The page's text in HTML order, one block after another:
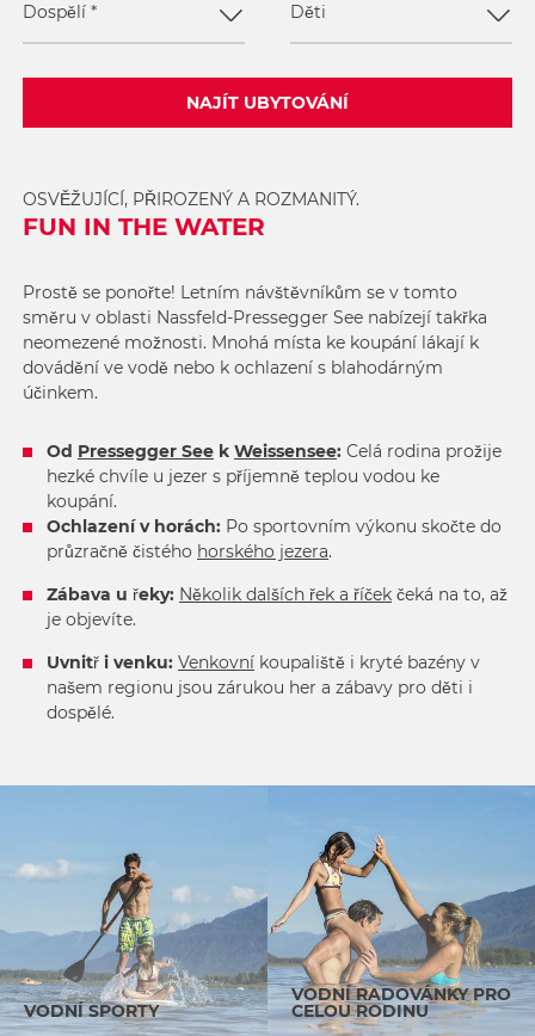
Dospělí * Děti
NAJÍT UBYTOVÁNÍ
OSVĚŽUJÍCÍ, PŘIROZENÝ A ROZMANITÝ.
FUN IN THE WATER
Prostě se ponořte! Letním návštěvníkům se v tomto
směru v oblasti Nassfeld-Pressegger See nabízejí takřka
neomezené možnosti. Mnohá místa ke koupání lákají k
dovádění ve vodě nebo k ochlazení s blahodárným
účinkem.
Od Pressegger See k Weissensee: Celá rodina prožije
hezké chvíle u jezer s příjemně teplou vodou ke
koupání.
Ochlazení v horách: Po sportovním výkonu skočte do
průzračně čistého horského jezera.
Zábava u řeky: Několik dalších řek a říček čeká na to, až
je objevíte.
Uvnitř i venku: Venkovní koupaliště i kryté bazény v
našem regionu jsou zárukou her a zábavy pro děti i
dospělé.
VODNÍ SPORTY
VODNÍ RADOVÁNKY PRO
CELOU RODINU